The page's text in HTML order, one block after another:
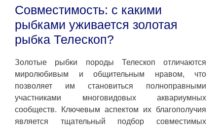
Совместимость: с какими
рыбками уживается золотая
рыбка Телескоп?
Золотые рыбки породы Телескоп отличаются
миролюбивым и общительным нравом, что
позволяет им становиться полноправными
участниками многовидовых аквариумных
сообществ. Ключевым аспектом их благополучия
является тщательный подбор совместимых